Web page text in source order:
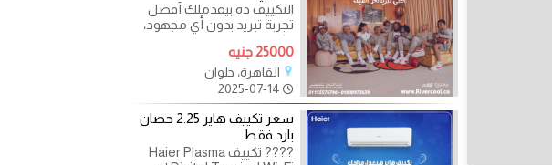
التكييف ده بيقدملك أفضل
تجربة تبريد بدون أي مجهود،
وكله بجودة ومتانة معروفة
من فريش. توفير في
25000 جنيه
القاهرة، حلوان
2025-07-14
سعر تكييف هاير 2.25 حصان
بارد فقط
???? تكييف Haier Plasma